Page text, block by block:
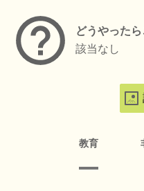
どうやった
該当なし
教育